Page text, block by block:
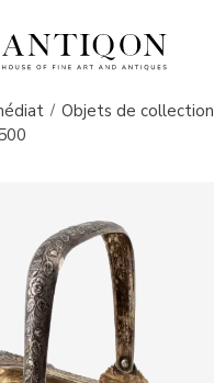
Objets de collection